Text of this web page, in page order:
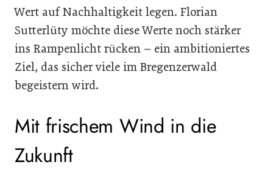
Wert auf Nachhaltigkeit legen. Florian
Sutterlüty möchte diese Werte noch stärker
ins Rampenlicht rücken – ein ambitioniertes
Ziel, das sicher viele im Bregenzerwald
begeistern wird.
Mit frischem Wind in die
Zukunft